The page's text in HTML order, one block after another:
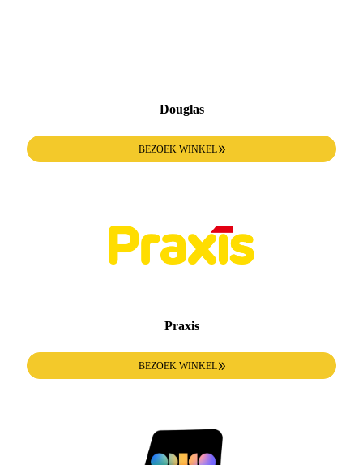
Douglas
BEZOEK WINKEL
Praxis
BEZOEK WINKEL